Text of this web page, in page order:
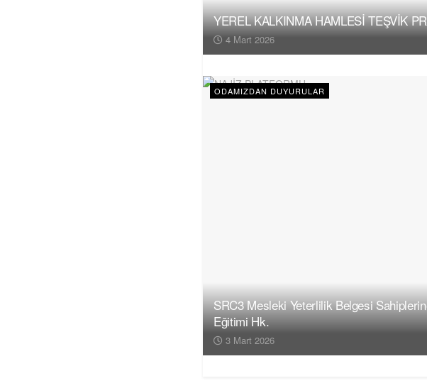
YEREL KALKINMA HAMLESİ TEŞVİK
4 Mart 2026
ODAMIZDAN DUYURULAR
SRC3 Mesleki Yeterlilik Belgesi
Eğitimi Hk.
3 Mart 2026